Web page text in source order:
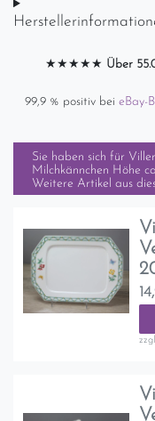
★★★★★ Über
99,9 % positiv bei eBay-
Sie haben sich für
Milchkännchen Höhe
Weitere Artikel aus